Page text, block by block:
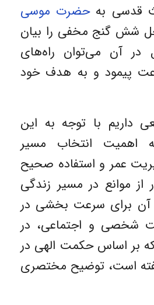
قدسی بهحضرت موسی
شش گنج مخفی را بیان
در آن می‌توان راه‌های
پیمود و به هدف خود
داریم با توجه به این
اهمیت انتخاب مسیر
عمر و استفاده صحیح
از موانع در مسیر زندگی
آن برای سرعت بخشی در
شخصی و اجتماعی، در
که بر اساس حکمت الهی در
است، توضیح مختصری